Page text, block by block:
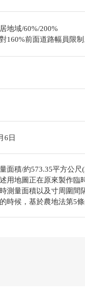
地域/60%/200%
160%前面道路幅員限制
6日
面積/約573.35平方公尺
用地圖正在原來製作臨
時測量面積以及寸周圍
時候，基於農地法第5